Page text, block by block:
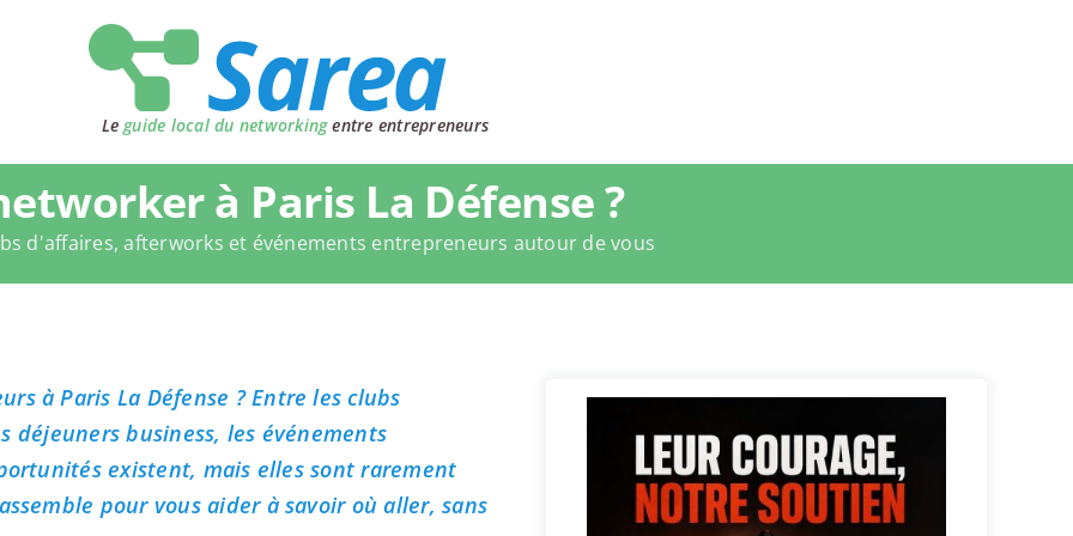
Le guide local du networkingentre entrepreneurs
à Paris La Défense ?
d'affaires, afterworks et événements entrepreneurs autour de vous
à Paris La Défense ? Entre les clubs
déjeuners business, les événements
existent, mais elles sont rarement
pour vous aider à savoir où aller, sans